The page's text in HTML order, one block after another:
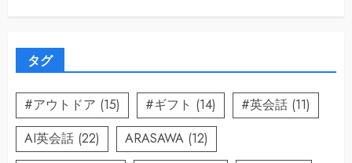
タグ
#アウトドア (15) #ギフト (14) #英会話 (11)
AI英会話 (22) ARASAWA (12)